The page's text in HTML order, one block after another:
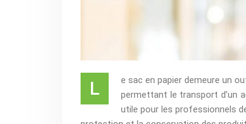
L
e sac en papier demeure un
permettant le transport d’un
utile pour les professionnels